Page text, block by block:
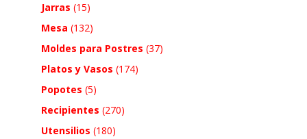
Jarras (15)
Mesa (132)
Moldes para Postres (37)
Platos y Vasos (174)
Popotes (5)
Recipientes (270)
Utensilios (180)